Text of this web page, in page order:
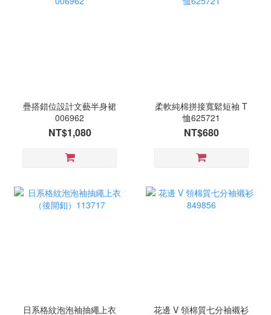
疊搭錯位設計文藝半身裙
006962
NT$1,080
柔軟純棉拼接寬鬆短袖 T
恤625721
NT$680
日系格紋泡泡袖抽繩上衣
花邊 V 領棉質七分袖襯衫